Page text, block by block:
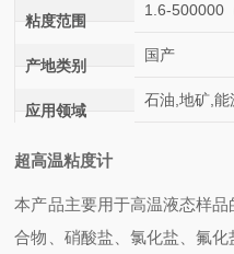
粘度范围
1.6-500000
产地类别
国产
应用领域
石油,地矿,能
超高温粘度计
本产品主要用于高温液态样
合物、硝酸盐、氯化盐、氟